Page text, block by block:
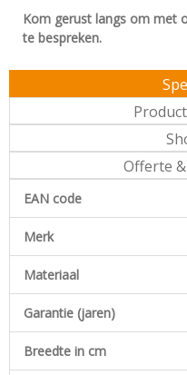
Kom gerust langs om met
te bespreken.
Offerte
EAN code
Merk
Materiaal
Garantie (jaren)
Breedte in cm